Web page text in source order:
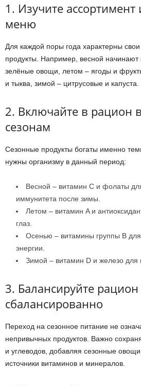
1. Изучите
меню
Для каждой поры года характерны
продукты. Например, весной начинают
зелёные овощи, летом – ягоды и
и тыква, зимой – цитрусовые и капуста.
2. Включайте в рацион
сезонам
Сезонные продукты богаты именно
нужны организму в данный период:
Весной – витамин C и фолаты
иммунитета после зимы.
Летом – витамин A и
глаз.
Осенью – витамины группы B для
энергии.
Зимой – витамин D и железо для
3. Балансируйте рацион
сбалансированно
Переход на сезонное питание не
непривычных продуктов. Важно
и углеводов, добавляя сезонные
источники витаминов и минералов.